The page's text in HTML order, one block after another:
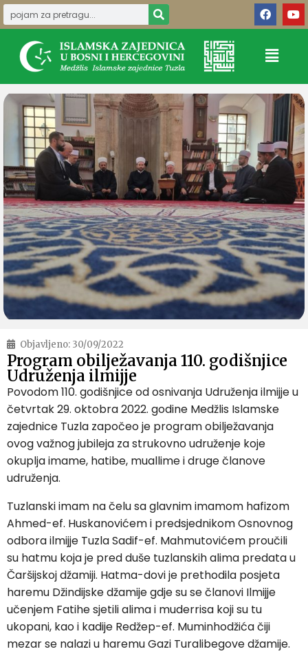
Objavljeno: 30/09/2022
Program obilježavanja 110. godišnjice
Udruženja ilmijje
Povodom 110. godišnjice od osnivanja Udruženja ilmijje u
četvrtak 29. oktobra 2022. godine Medžlis Islamske
zajednice Tuzla započeo je program obilježavanja
ovog važnog jubileja za strukovno udruženje koje
okuplja imame, hatibe, muallime i druge članove
udruženja.
Tuzlanski imam na čelu sa glavnim imamom hafizom
Ahmed-ef. Huskanovićem i predsjednikom Osnovnog
odbora ilmijje Tuzla Sadif-ef. Mahmutovićem proučili
su hatmu koja je pred duše tuzlanskih alima predata u
Čaršijskoj džamiji. Hatma-dovi je prethodila posjeta
haremu Džindijske džamije gdje su se članovi Ilmijje
učenjem Fatihe sjetili alima i muderrisa koji su tu
ukopani, kao i kadije Redžep-ef. Muminhodžića čiji
mezar se nalazi u haremu Gazi Turalibegove džamije.